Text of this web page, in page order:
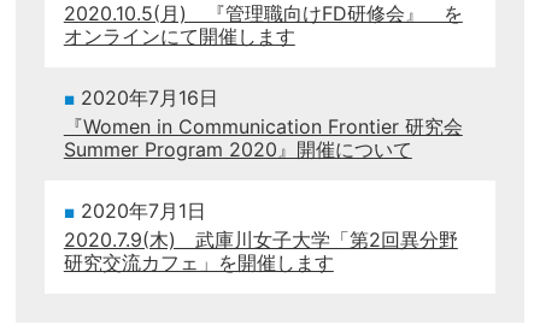
2020.10.5(月) 『管理職向けFD研修会』 を
オンラインにて開催します
2020年7月16日
『Women in Communication Frontier 研究会
Summer Program 2020』開催について
2020年7月1日
2020.7.9(木) 武庫川女子大学「第2回異分野
研究交流カフェ」を開催します